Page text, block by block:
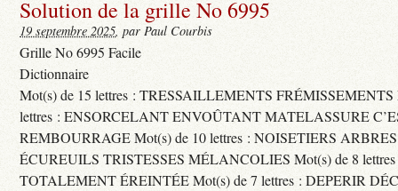
Solution de la grille No 6995
19 septembre 2025, par Paul Courbis
Grille No 6995 Facile
Dictionnaire
Mot(s) de 15 lettres : TRESSAILLEMENTS FRÉMISSEMENTS
lettres : ENSORCELANT ENVOÛTANT MATELASSURE
REMBOURRAGE Mot(s) de 10 lettres : NOISETIERS
ÉCUREUILS TRISTESSES MÉLANCOLIES Mot(s) de 8
TOTALEMENT ÉREINTÉE Mot(s) de 7 lettres : DEPERIR